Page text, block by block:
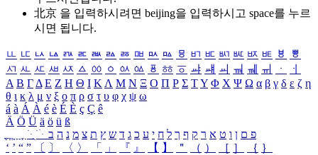
北京 을 입력하시려면 beijing을 입력하시고 space를 누르
시면 됩니다.
ㅥ ㅦ ㅧ ㅨ ㅩ ㅪ ㅫ ㅬ ㅭ ㅮ ㅯ ㅰ ㅱ ㅲ ㅳ ㅴ ㅵ ㅶ ㅷ ㅸ
ㅹ
ㅺ ㅻ ㅼ ㅽ ㅾ ㅿ ㆀ ㆁ ㆂ ㆃ ㆄ ㆅ ㆆ ㆇ ㆈ ㆉ ㆊ ㆋ ㆌ ㆍ
ㆎ
Α Β ΓΔ Ε Ζ Η Θ Ι ΚΛ Μ Ν Ξ Ο Π Ρ Σ ΤΥ Φ Χ Ψ Ω α β γ δ ε ζ η
θ ι κ λ μ ν ξ ο π ρ σ τ υ φ χ ψ ω
á à Á À é è É È ç Ç ê
Ä Ö Ü ä ö ü ß
ִֶֹ ֻּ ׁׂ פ ם ן ו ט א ר ק ף ך ל ח י ע כ ג ד ש ץ ת צ מ נ ה ב
‘ ’ “ ” 〔 〕 〈 〉 「 」 『 』 【 】 ＂ （ ） ［ ］ ｛ ｝